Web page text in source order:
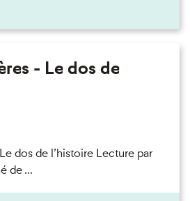
- Le dos de
dos de l’histoire Lecture par
de ...